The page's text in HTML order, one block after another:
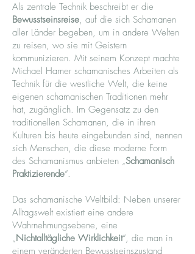
Als zentrale Technik beschreibt er die
Bewusstseinsreise, auf die sich Schamanen
aller Länder begeben, um in andere Welten
zu reisen, wo sie mit Geistern
kommunizieren. Mit seinem Konzept machte
Michael Harner schamanisches Arbeiten als
Technik für die westliche Welt, die keine
eigenen schamanischen Traditionen mehr
hat, zugänglich. Im Gegensatz zu den
traditionellen Schamanen, die in ihren
Kulturen bis heute eingebunden sind, nennen
sich Menschen, die diese moderne Form
des Schamanismus anbieten „Schamanisch
Praktizierende“.
Das schamanische Weltbild: Neben unserer
Alltagswelt existiert eine andere
Wahrnehmungsebene, eine
„Nichtalltägliche Wirklichkeit“, die man in
einem veränderten Bewusstseinszustand